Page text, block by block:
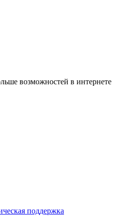
возможностей в интернете
поддержка